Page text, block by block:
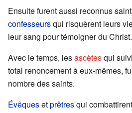
Ensuite furent aussi reconnus
confesseursqui risquèrent leurs
leur sang pour témoigner du Christ.
Avec le temps, lesascètesqui
total renoncement à eux-mêmes,
nombre des saints.
Évêquesetprêtresqui